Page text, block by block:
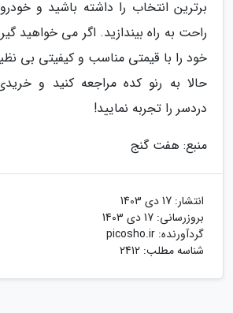
برترین انتخاب را داشته باشید و
راحت به راه بیندازید. اگر می خواهید
خود را با قیمتی مناسب و کیفیتی بی
حالا به رنو کده مراجعه کنید و
دردسر را تجربه نمایید!
منبع: هفت گنج
انتشار: 17 دی 1403
بروزرسانی: 17 دی 1403
گردآورنده: picosho.ir
شناسه مطلب: 2412